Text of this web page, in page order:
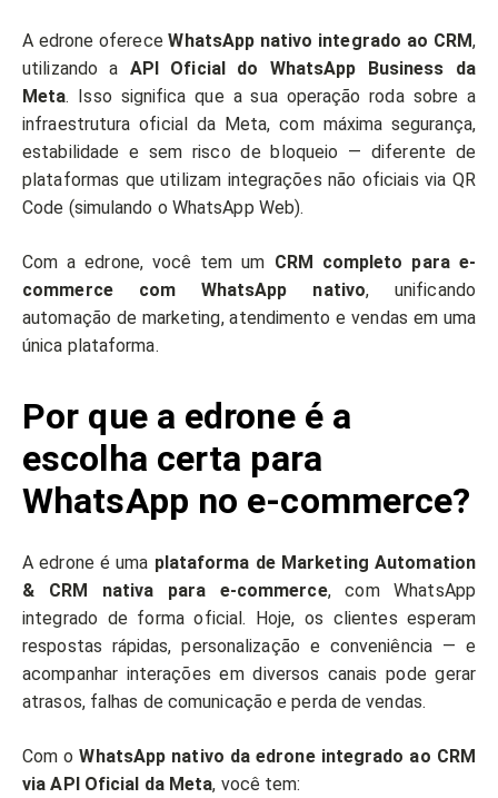
A edrone ofereceWhatsApp nativo integrado ao CRM,
utilizando a API Oficial do WhatsApp Business da
Meta. Isso significa que a sua operação roda sobre a
infraestrutura oficial da Meta, com máxima segurança,
estabilidade e sem risco de bloqueio — diferente de
plataformas que utilizam integrações não oficiais via QR
Code (simulando o WhatsApp Web).
Com a edrone, você tem um CRM completo para e-
commerce com WhatsApp nativo, unificando
automação de marketing, atendimento e vendas em uma
única plataforma.
Por que a edrone é a
escolha certa para
WhatsApp no e-commerce?
A edrone é uma plataforma de Marketing Automation
& CRM nativa para e-commerce, com WhatsApp
integrado de forma oficial. Hoje, os clientes esperam
respostas rápidas, personalização e conveniência — e
acompanhar interações em diversos canais pode gerar
atrasos, falhas de comunicação e perda de vendas.
Com oWhatsApp nativo da edrone integrado ao CRM
via API Oficial da Meta, você tem: